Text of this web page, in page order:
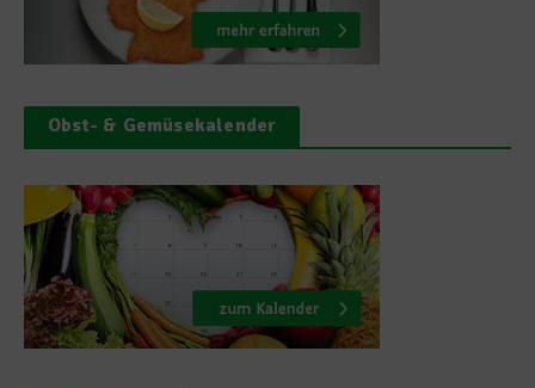
Obst- & Gemüsekalender